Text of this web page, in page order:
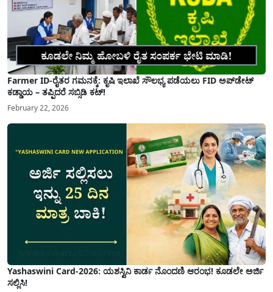
Farmer ID-ರೈತರ ಗಮನಕ್ಕೆ: ಕೃಷಿ ಇಲಾಖೆ ಸೌಲಭ್ಯ ಪಡೆಯಲು FID ಅಪ್‌ಡೇಟ್
ಕಡ್ಡಾಯ – ತಪ್ಪಿದರೆ ಸಬ್ಸಿಡಿ ಕಟ್!
February 22, 2026
Yashaswini Card-2026: ಯಶಸ್ವಿನಿ ಕಾರ್ಡ ನೊಂದಣಿ ಆರಂಭ! ಕೂಡಲೇ ಅರ್ಜಿ
ಸಲ್ಲಿಸಿ!